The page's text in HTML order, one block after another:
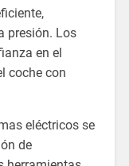
presión. Los
en el
coche con
eléctricos se
de